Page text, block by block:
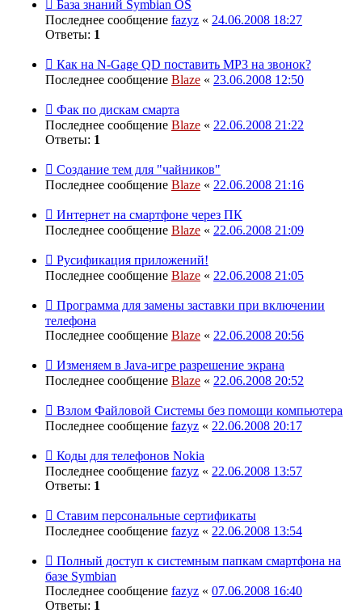
База знаний Symbian OS
Последнее сообщение fazyz « 24.06.2008 18:27
Ответы: 1
Как на N-Gage QD поставить MP3 на звонок?
Последнее сообщение Blaze « 23.06.2008 12:50
Фак по дискам смарта
Последнее сообщение Blaze « 22.06.2008 21:22
Ответы: 1
Создание тем для "чайников"
Последнее сообщение Blaze « 22.06.2008 21:16
Интернет на смартфоне через ПК
Последнее сообщение Blaze « 22.06.2008 21:09
Русификация приложений!
Последнее сообщение Blaze « 22.06.2008 21:05
Программа для замены заставки при включении
телефона
Последнее сообщение Blaze « 22.06.2008 20:56
Изменяем в Java-игре разрешение экрана
Последнее сообщение Blaze « 22.06.2008 20:52
Взлом Файловой Системы без помощи компьютера
Последнее сообщение fazyz « 22.06.2008 20:17
Коды для телефонов Nokia
Последнее сообщение fazyz « 22.06.2008 13:57
Ответы: 1
Ставим персональные сертификаты
Последнее сообщение fazyz « 22.06.2008 13:54
Полный доступ к системным папкам смартфона на
базе Symbian
Последнее сообщение fazyz « 07.06.2008 16:40
Ответы: 1